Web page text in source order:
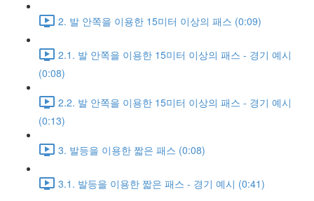
2. 발 안쪽을 이용한 15미터 이상의 패스 (0:09)
2.1. 발 안쪽을 이용한 15미터 이상의 패스 - 경기 예시
(0:08)
2.2. 발 안쪽을 이용한 15미터 이상의 패스 - 경기 예시
(0:13)
3. 발등을 이용한 짧은 패스 (0:08)
3.1. 발등을 이용한 짧은 패스 - 경기 예시 (0:41)